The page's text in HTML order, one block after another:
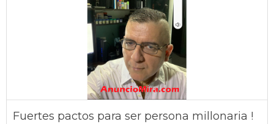
Fuertes pactos para ser persona millonaria !